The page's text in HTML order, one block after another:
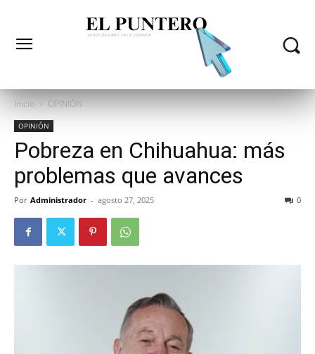
Inicio OPINIÓN
OPINIÓN
Pobreza en Chihuahua: más
problemas que avances
Por Administrador - agosto 27, 2025 0